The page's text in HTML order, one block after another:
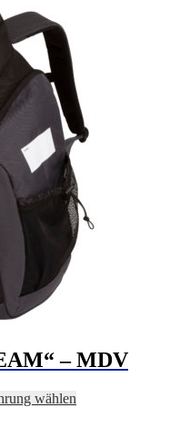
– MDV
wählen